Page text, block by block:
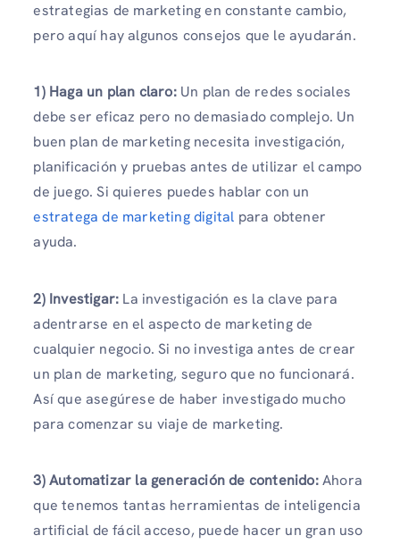
estrategias de marketing en constante cambio,
pero aquí hay algunos consejos que le ayudarán.
1) Haga un plan claro: Un plan de redes sociales
debe ser eficaz pero no demasiado complejo. Un
buen plan de marketing necesita investigación,
planificación y pruebas antes de utilizar el campo
de juego. Si quieres puedes hablar con un
estratega de marketing digital para obtener
ayuda.
2) Investigar: La investigación es la clave para
adentrarse en el aspecto de marketing de
cualquier negocio. Si no investiga antes de crear
un plan de marketing, seguro que no funcionará.
Así que asegúrese de haber investigado mucho
para comenzar su viaje de marketing.
3) Automatizar la generación de contenido:Ahora
que tenemos tantas herramientas de inteligencia
artificial de fácil acceso, puede hacer un gran uso